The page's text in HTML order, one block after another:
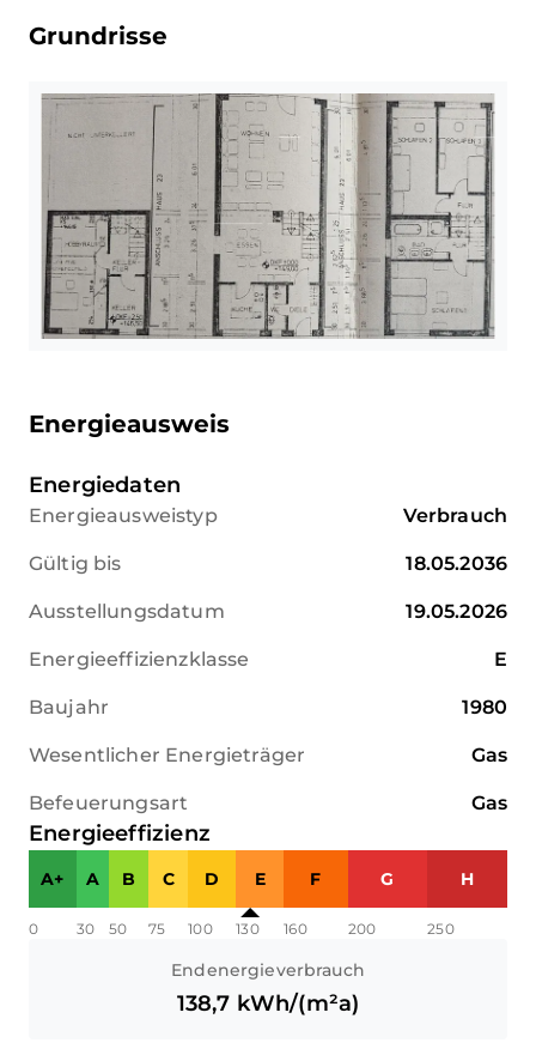
Grundrisse
Energieausweis
Energiedaten
Energieausweistyp Verbrauch
Gültig bis 18.05.2036
Ausstellungsdatum 19.05.2026
Energieeffizienzklasse E
Baujahr 1980
Wesentlicher Energieträger Gas
Befeuerungsart Gas
Energieeffizienz
A+ A B C D E F G H
0 30 50 75 100 130 160 200 250
Endenergieverbrauch
138,7 kWh/(m²a)